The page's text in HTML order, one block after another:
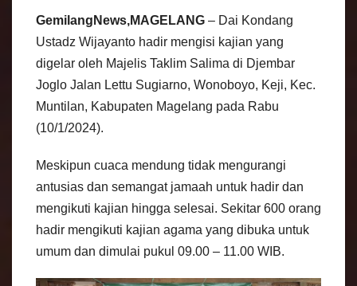
GemilangNews,MAGELANG – Dai Kondang
Ustadz Wijayanto hadir mengisi kajian yang
digelar oleh Majelis Taklim Salima di Djembar
Joglo Jalan Lettu Sugiarno, Wonoboyo, Keji, Kec.
Muntilan, Kabupaten Magelang pada Rabu
(10/1/2024).
Meskipun cuaca mendung tidak mengurangi
antusias dan semangat jamaah untuk hadir dan
mengikuti kajian hingga selesai. Sekitar 600 orang
hadir mengikuti kajian agama yang dibuka untuk
umum dan dimulai pukul 09.00 – 11.00 WIB.